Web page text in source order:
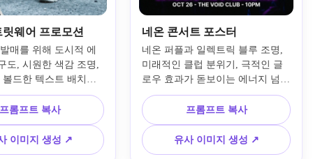
웨어 프로모션
매를 위해 도시적 에
도, 시원한 색감 조명,
볼드한 텍스트 배치를
디 스트릿웨어 프로모
생성하세요. 자신감
포즈, 레이어드 그래
명암 대비, 감각적인
색상, 소셜 미디어 중
롬프트 복사
이미지 생성 ↗
네온 콘서트 포스터
네온 퍼플과 일렉트릭 블루 조명,
미래적인 클럽 분위기, 극적인 글
로우 효과가 돋보이는 에너지 넘치
는 음악 이벤트 광고 포스터를 만
드세요. 스테이지 조명 무드, 관중
실루엣, 두드러진 헤드라인 공간,
광택감 있는 질감, 영화 같은 강한
대비, DJ 세트 또는 콘서트 프로모
프롬프트 복사
유사 이미지 생성 ↗